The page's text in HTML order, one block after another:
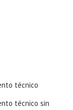
técnico
técnico sin